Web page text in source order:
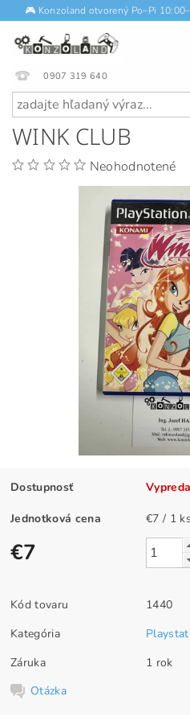
🎮 Konzoland otvorený Po–Pi
0907 319 640
WINK CLUB
Neohodnotené
Dostupnosť
Jednotková cena €7 / 1 ks
€7
Kód tovaru
1440
Kategória
Záruka
1 rok
Otázka